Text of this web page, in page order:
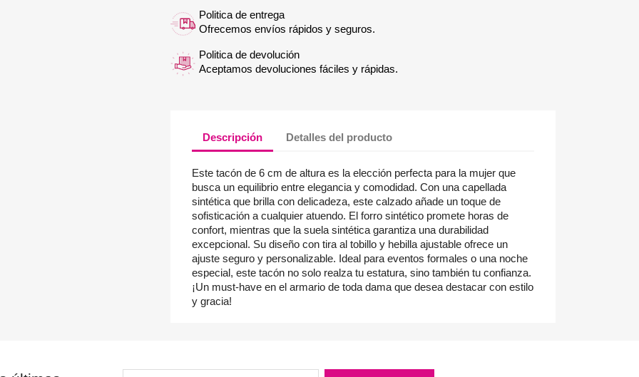
Politica de entrega
Ofrecemos envíos rápidos y seguros.
Politica de devolución
Aceptamos devoluciones fáciles y rápidas.
Descripción Detalles del producto
Este tacón de 6 cm de altura es la elección perfecta para la mujer que
busca un equilibrio entre elegancia y comodidad. Con una capellada
sintética que brilla con delicadeza, este calzado añade un toque de
sofisticación a cualquier atuendo. El forro sintético promete horas de
confort, mientras que la suela sintética garantiza una durabilidad
excepcional. Su diseño con tira al tobillo y hebilla ajustable ofrece un
ajuste seguro y personalizable. Ideal para eventos formales o una noche
especial, este tacón no solo realza tu estatura, sino también tu confianza.
¡Un must-have en el armario de toda dama que desea destacar con estilo
y gracia!